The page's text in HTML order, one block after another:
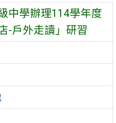
中學辦理114學年度
-戶外走讀」研習